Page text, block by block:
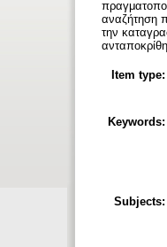
αναζήτηση
την
Item type:
Keywords:
Subjects: